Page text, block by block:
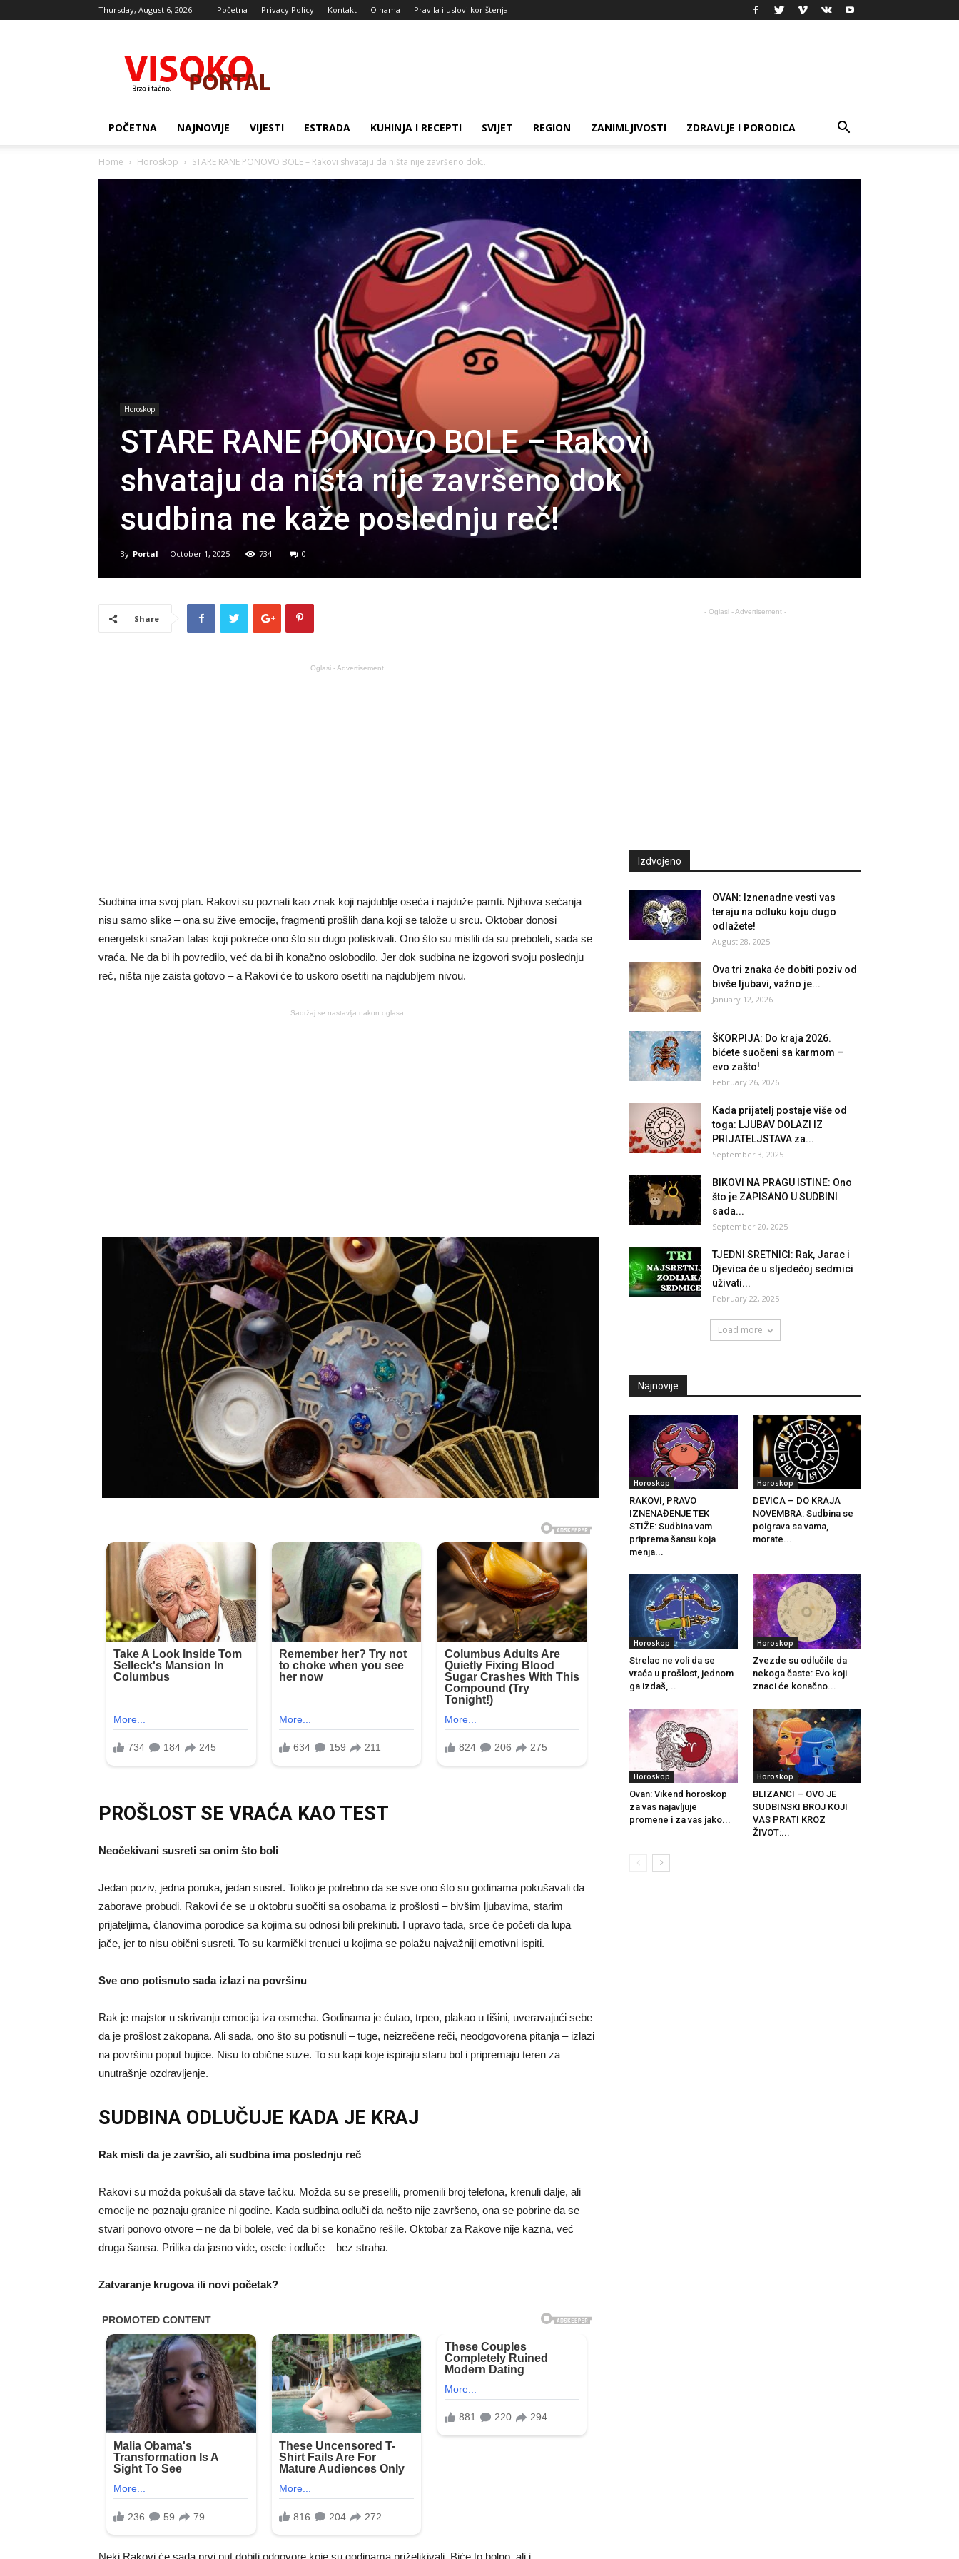
Thursday, August 6, 2026 Početna Privacy Policy Kontakt O nama Pravila i uslovi korištenja
portal
POČETNA NAJNOVIJE VIJESTI ESTRADA KUHINJA I RECEPTI SVIJET REGION ZANIMLJIVOSTI ZDRAVLJE I PORODICA
Home Horoskop STARE RANE PONOVO BOLE – Rakovi shvataju da ništa nije završeno dok...
Horoskop
STARE RANE PONOVO BOLE – Rakovi
shvataju da ništa nije završeno dok
sudbina ne kaže poslednju reč!
By Portal - October 1, 2025 734 0
Share
Oglasi - Advertisement
Sudbina ima svoj plan. Rakovi su poznati kao znak koji najdublje oseća i najduže pamti. Njihova sećanja
nisu samo slike – ona su žive emocije, fragmenti prošlih dana koji se talože u srcu. Oktobar donosi
energetski snažan talas koji pokreće ono što su dugo potiskivali. Ono što su mislili da su preboleli, sada se
vraća. Ne da bi ih povredilo, već da bi ih konačno oslobodilo. Jer dok sudbina ne izgovori svoju poslednju
reč, ništa nije zaista gotovo – a Rakovi će to uskoro osetiti na najdubljem nivou.
Sadržaj se nastavlja nakon oglasa
PROŠLOST SE VRAĆA KAO TEST
Neočekivani susreti sa onim što boli
Jedan poziv, jedna poruka, jedan susret. Toliko je potrebno da se sve ono što su godinama pokušavali da
zaborave probudi. Rakovi će se u oktobru suočiti sa osobama iz prošlosti – bivšim ljubavima, starim
prijateljima, članovima porodice sa kojima su odnosi bili prekinuti. I upravo tada, srce će početi da lupa
jače, jer to nisu obični susreti. To su karmički trenuci u kojima se polažu najvažniji emotivni ispiti.
Sve ono potisnuto sada izlazi na površinu
Rak je majstor u skrivanju emocija iza osmeha. Godinama je ćutao, trpeo, plakao u tišini, uveravajući sebe
da je prošlost zakopana. Ali sada, ono što su potisnuli – tuge, neizrečene reči, neodgovorena pitanja – izlazi
na površinu poput bujice. Nisu to obične suze. To su kapi koje ispiraju staru bol i pripremaju teren za
unutrašnje ozdravljenje.
SUDBINA ODLUČUJE KADA JE KRAJ
Rak misli da je završio, ali sudbina ima poslednju reč
Rakovi su možda pokušali da stave tačku. Možda su se preselili, promenili broj telefona, krenuli dalje, ali
emocije ne poznaju granice ni godine. Kada sudbina odluči da nešto nije završeno, ona se pobrine da se
stvari ponovo otvore – ne da bi bolele, već da bi se konačno rešile. Oktobar za Rakove nije kazna, već
druga šansa. Prilika da jasno vide, osete i odluče – bez straha.
Zatvaranje krugova ili novi početak?
- Oglasi - Advertisement -
Izdvojeno
OVAN: Iznenadne vesti vas
teraju na odluku koju dugo
odlažete!
August 28, 2025
Ova tri znaka će dobiti poziv od
bivše ljubavi, važno je...
January 12, 2026
ŠKORPIJA: Do kraja 2026.
bićete suočeni sa karmom –
evo zašto!
February 26, 2026
Kada prijatelj postaje više od
toga: LJUBAV DOLAZI IZ
PRIJATELJSTAVA za...
September 3, 2025
BIKOVI NA PRAGU ISTINE: Ono
što je ZAPISANO U SUDBINI
sada...
September 20, 2025
TJEDNI SRETNICI: Rak, Jarac i
Djevica će u sljedećoj sedmici
uživati...
February 22, 2025
Load more
Najnovije
Horoskop
RAKOVI, PRAVO
IZNENAĐENJE TEK
STIŽE: Sudbina vam
priprema šansu koja
menja...
Horoskop
DEVICA – DO KRAJA
NOVEMBRA: Sudbina se
poigrava sa vama,
morate...
Horoskop
Strelac ne voli da se
vraća u prošlost, jednom
ga izdaš,...
Horoskop
Zvezde su odlučile da
nekoga časte: Evo koji
znaci će konačno...
Horoskop
Ovan: Vikend horoskop
za vas najavljuje
promene i za vas jako...
Horoskop
BLIZANCI – OVO JE
SUDBINSKI BROJ KOJI
VAS PRATI KROZ
ŽIVOT:...